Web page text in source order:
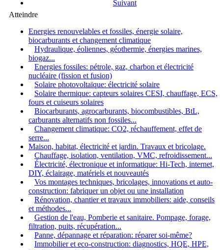
Suivant
Atteindre
Energies renouvelables et fossiles, énergie solaire,
biocarburants et changement climatique
Hydraulique, éoliennes, géothermie, énergies marines,
biogaz...
Energies fossiles: pétrole, gaz, charbon et électricité
nucléaire (fission et fusion)
Solaire photovoltaïque: électricité solaire
Solaire thermique: capteurs solaires CESI, chauffage, ECS,
fours et cuiseurs solaires
Biocarburants, agrocarburants, biocombustibles, BtL,
carburants alternatifs non fossiles...
Changement climatique: CO2, réchauffement, effet de
serre...
Maison, habitat, électricité et jardin. Travaux et bricolage.
Chauffage, isolation, ventilation, VMC, refroidissement...
Électricité, électronique et informatique: Hi-Tech, internet,
DIY, éclairage, matériels et nouveautés
Vos montages techniques, bricolages, innovations et auto-
construction: fabriquer un objet ou une installation
Rénovation, chantier et travaux immobiliers: aide, conseils
et méthodes...
Gestion de l'eau, Pomberie et sanitaire. Pompage, forage,
filtration, puits, récupération...
Panne, dépannage et réparation: réparer soi-même?
Immobilier et eco-construction: diagnostics, HQE, HPE,